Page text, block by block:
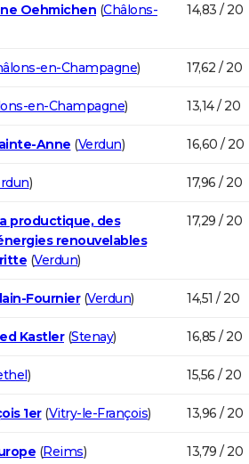
Oehmichen (Châlons-
14,83 / 20
en-Champagne) 17,62 / 20
en-Champagne) 13,14 / 20
Anne (Verdun) 16,60 / 20
) 17,96 / 20
productique, des
renouvelables
(Verdun)
17,29 / 20
Fournier(Verdun) 14,51 / 20
Kastler(Stenay) 16,85 / 20
) 15,56 / 20
1er(Vitry-le-François) 13,96 / 20
(Reims) 13,79 / 20